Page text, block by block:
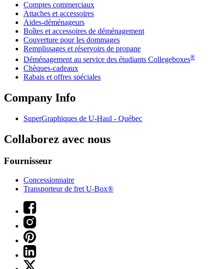
Comptes commerciaux
Attaches et accessoires
Aides-déménageurs
Boîtes et accessoires de déménagement
Couverture pour les dommages
Remplissages et réservoirs de propane
Déménagement au service des étudiants Collegeboxes®
Chèques-cadeaux
Rabais et offres spéciales
Company Info
SuperGraphiques de U-Haul - Québec
Collaborez avec nous
Fournisseur
Concessionnaire
Transporteur de fret U-Box®